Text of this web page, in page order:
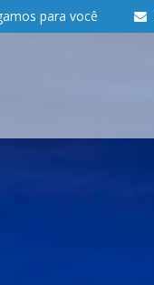
para você